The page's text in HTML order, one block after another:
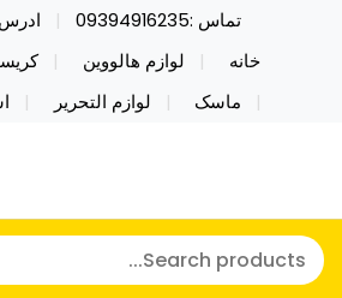
تماس :09394916235
ادرس
خانه
لوازم هالووین
ماسک
لوازم التحریر
نایکر توی فروش عمده
ولن تاین کادویی
خرید محصولات خاص فیجت اسباب
توی فروش عمده لوازم هالووین ولن
کریسمس اکسسوری ماسک در